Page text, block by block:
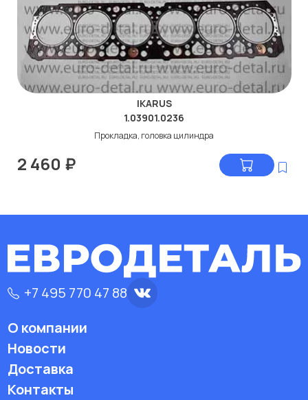
IKARUS
1.03901.0236
Прокладка, головка цилиндра
2 460 ₽
+7 495 770 47 88
О компании
Новости
Доставка
Контакты